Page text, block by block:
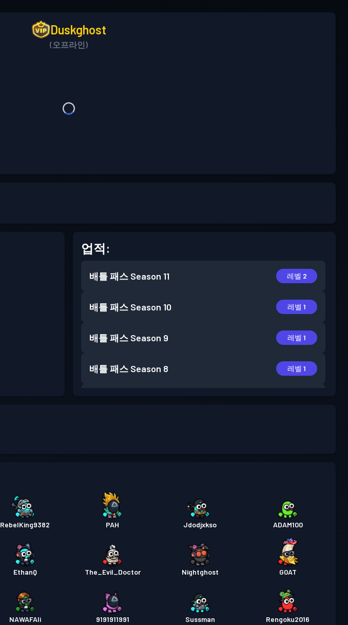
Duskghost
(오프라인)
업적:
배틀 패스 Season 11 레벨 2
배틀 패스 Season 10 레벨 1
배틀 패스 Season 9 레벨 1
배틀 패스 Season 8 레벨 1
배틀 패스
프리미엄 배틀 패스 Season 3 레벨 15
프리미엄 배틀 패스 Season 2 레벨 30
RebelKing9382 PAH Jdodjxkso ADAM100
EthanQ The_Evil_Doctor Nightghost G0AT
NAWAFAli 9191911991 Sussman Rengoku2016